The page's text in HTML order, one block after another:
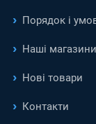
Порядок і
Наші магазини
Нові товари
Контакти